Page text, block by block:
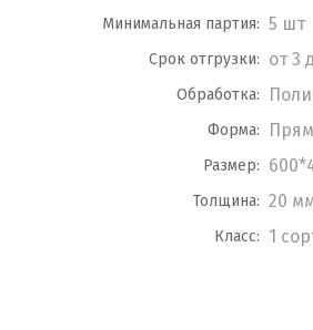
Минимальная партия: 5 шт
Срок отгрузки: от 3
Обработка:
Форма:
Размер:
Толщина: 20
Класс: 1